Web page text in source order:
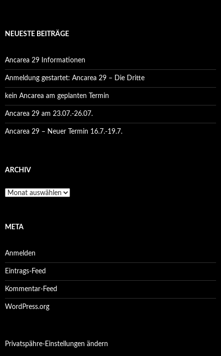
NEUESTE BEITRÄGE
Ancarea 29 Informationen
Anmeldung gestartet: Ancarea 29 – Die Dritte
kein Ancarea am geplanten Termin
Ancarea 29 am 23.07.-26.07.
Ancarea 29 – Neuer Termin 16.7.-19.7.
ARCHIV
Archiv
META
Anmelden
Eintrags-Feed
Kommentar-Feed
WordPress.org
Privatspähre-Einstellungen ändern